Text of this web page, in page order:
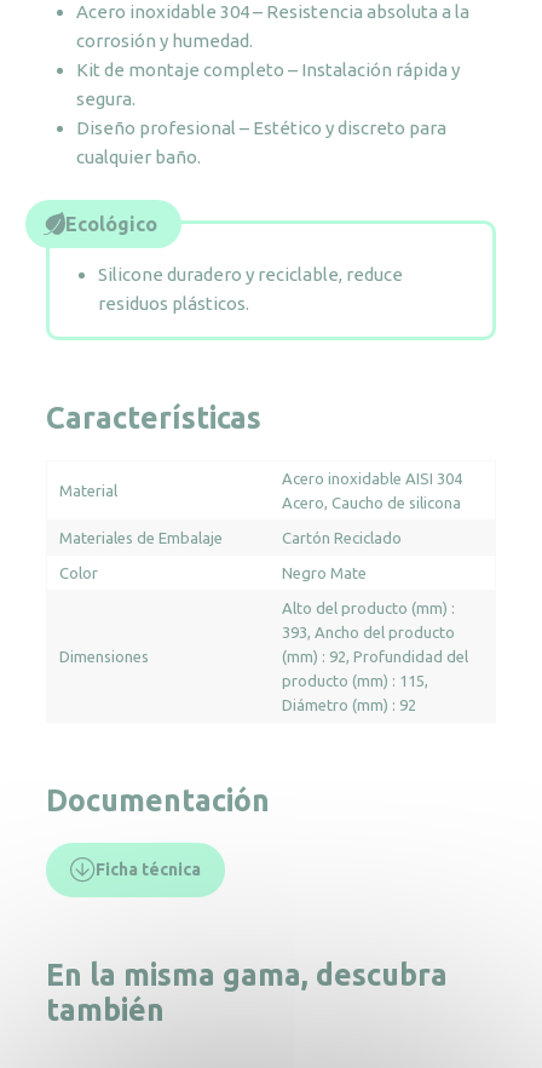
Acero inoxidable 304 – Resistencia absoluta a la
corrosión y humedad.
Kit de montaje completo – Instalación rápida y
segura.
Diseño profesional – Estético y discreto para
cualquier baño.
Ecológico
Silicone duradero y reciclable, reduce
residuos plásticos.
Características
Material
Acero inoxidable AISI 304
Acero Caucho de silicona
Materiales de Embalaje Cartón Reciclado
Color Negro Mate
Dimensiones
Alto del producto (mm) :
393 Ancho del producto
(mm) : 92 Profundidad del
producto (mm) : 115
Diámetro (mm) : 92
Documentación
Ficha técnica
En la misma gama, descubra
también